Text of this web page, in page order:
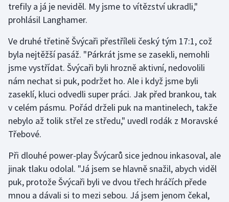
Parasport
Plavání
Plážový volejbal
Ragby
Rychlobruslení
Rychlostní kanoistika
Short track
Sportovní střelba
trefily a já je neviděl. My jsme to vítězství ukradli,"
prohlásil Langhamer.
Ve druhé třetině Švýcaři přestříleli český tým 17:1, což
byla nejtěžší pasáž. "Párkrát jsme se zasekli, nemohli
jsme vystřídat. Švýcaři byli hrozně aktivní, nedovolili
nám nechat si puk, podržet ho. Ale i když jsme byli
zaseklí, kluci odvedli super práci. Jak před brankou, tak
v celém pásmu. Pořád drželi puk na mantinelech, takže
nebylo až tolik střel ze středu," uvedl rodák z Moravské
Třebové.
Při dlouhé power-play Švýcarů sice jednou inkasoval, ale
jinak tlaku odolal. "Já jsem se hlavně snažil, abych viděl
puk, protože Švýcaři byli ve dvou třech hráčích přede
mnou a dávali si to mezi sebou. Já jsem jenom čekal,